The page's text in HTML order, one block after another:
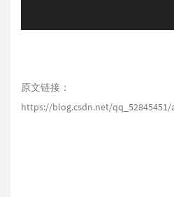
原文链接：
https://blog.csdn.net/